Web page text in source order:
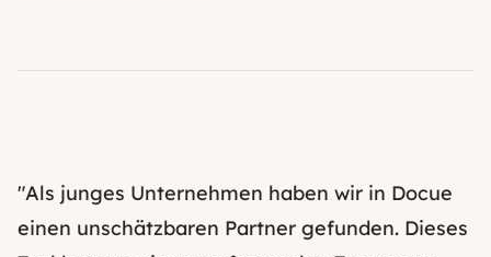
"Als junges Unternehmen haben wir in Docue
einen unschätzbaren Partner gefunden. Dieses